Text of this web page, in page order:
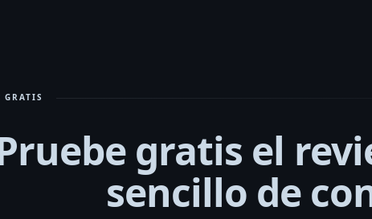
GRATIS
gratis el
sencillo de